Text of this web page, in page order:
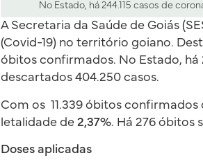
No Estado, há 244.115 casos de
A Secretaria da Saúde de Goiás
(Covid-19) no território goiano.
óbitos confirmados. No Estado, há
descartados 404.250 casos.​
Com os 11.339 óbitos
letalidade de2,37%. Há 276 óbitos
Doses aplicadas